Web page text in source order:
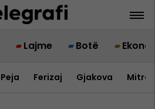
Lajme Botë
Peja Ferizaj Gjakova